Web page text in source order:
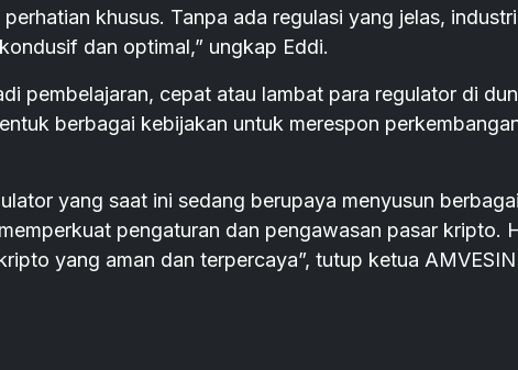
khusus. Tanpa ada regulasi yang jelas,
dan optimal,” ungkap Eddi.
pembelajaran, cepat atau lambat para regulator di
berbagai kebijakan untuk merespon
yang saat ini sedang berupaya menyusun berbagai
pengaturan dan pengawasan pasar kripto.
yang aman dan terpercaya”, tutup ketua